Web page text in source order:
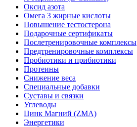
Оксид азота
Омега 3 жирные кислоты
Повышение тестостерона
Подарочные сертификаты
Послетренировочные комплексы
Предтренировочные комплексы
Пробиотики и прибиотики
Протеины
Снижение веса
Специальные добавки
Суставы и связки
Углеводы
Цинк Магний (ZMA)
Энергетики